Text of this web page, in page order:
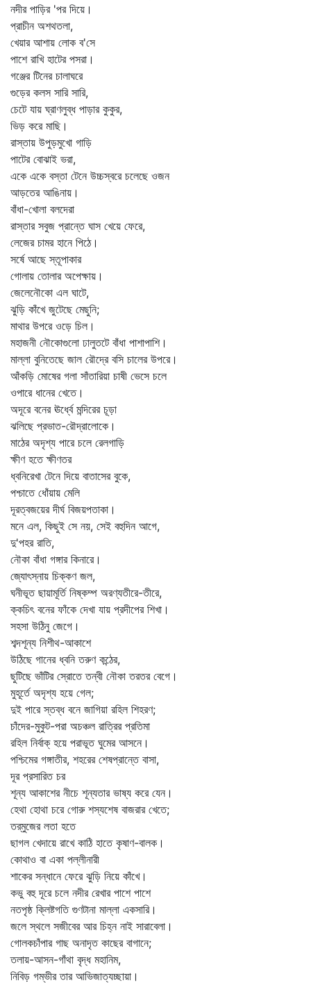
নদীর পাড়ির 'পর দিয়ে।
প্রাচীন অশথতলা,
খেয়ার আশায় লোক ব'সে
পাশে রাখি হাটের পসরা।
গঞ্জের টিনের চালাঘরে
গুড়ের কলস সারি সারি,
চেটে যায় ঘ্রাণলুব্ধ পাড়ার কুকুর,
ভিড় করে মাছি।
রাস্তায় উপুড়মুখো গাড়ি
পাটের বোঝাই ভরা,
একে একে বস্তা টেনে উচ্চস্বরে চলেছে ওজন
আড়তের আঙিনায়।
বাঁধা-খোলা বলদেরা
রাস্তার সবুজ প্রান্তে ঘাস খেয়ে ফেরে,
লেজের চামর হানে পিঠে।
সর্ষে আছে স্তূপাকার
গোলায় তোলার অপেক্ষায়।
জেলেনৌকো এল ঘাটে,
ঝুড়ি কাঁখে জুটেছে মেছুনি;
মাথার উপরে ওড়ে চিল।
মহাজনী নৌকোগুলো ঢালুতটে বাঁধা পাশাপাশি।
মাল্লা বুনিতেছে জাল রৌদ্রে বসি চালের উপরে।
আঁকড়ি মোষের গলা সাঁতারিয়া চাষী ভেসে চলে
ওপারে ধানের খেতে।
অদূরে বনের ঊর্ধ্বে মন্দিরের চূড়া
ঝলিছে প্রভাত-রৌদ্রালোকে।
মাঠের অদৃশ্য পারে চলে রেলগাড়ি
ক্ষীণ হতে ক্ষীণতর
ধ্বনিরেখা টেনে দিয়ে বাতাসের বুকে,
পশ্চাতে ধোঁয়ায় মেলি
দূরত্বজয়ের দীর্ঘ বিজয়পতাকা।
মনে এল, কিছুই সে নয়, সেই বহুদিন আগে,
দু'পহর রাতি,
নৌকা বাঁধা গঙ্গার কিনারে।
জ্যোৎস্নায় চিক্কণ জল,
ঘনীভূত ছায়ামূর্তি নিষ্কম্প অরণ্যতীরে-তীরে,
ক্কচিৎ বনের ফাঁকে দেখা যায় প্রদীপের শিখা।
সহসা উঠিনু জেগে।
শব্দশূন্য নিশীথ-আকাশে
উঠিছে গানের ধ্বনি তরুণ কন্ঠের,
ছুটিছে ভাঁটির স্রোতে তন্বী নৌকা তরতর বেগে।
মুহূর্তে অদৃশ্য হয়ে গেল;
দুই পারে স্তব্ধ বনে জাগিয়া রহিল শিহরণ;
চাঁদের-মুকুট-পরা অচঞ্চল রাত্রির প্রতিমা
রহিল নির্বাক্‌ হয়ে পরাভূত ঘুমের আসনে।
পশ্চিমের গঙ্গাতীর, শহরের শেষপ্রান্তে বাসা,
দূর প্রসারিত চর
শূন্য আকাশের নীচে শূন্যতার ভাষ্য করে যেন।
হেথা হোথা চরে গোরু শস্যশেষ বাজরার খেতে;
তর্‌মুজের লতা হতে
ছাগল খেদায়ে রাখে কাঠি হাতে কৃষাণ-বালক।
কোথাও বা একা পল্লীনারী
শাকের সন্ধানে ফেরে ঝুড়ি নিয়ে কাঁখে।
কভু বহু দূরে চলে নদীর রেখার পাশে পাশে
নতপৃষ্ঠ ক্লিষ্টগতি গুণটানা মাল্লা একসারি।
জলে স্থলে সজীবের আর চিহ্ন নাই সারাবেলা।
গোলকচাঁপার গাছ অনাদৃত কাছের বাগানে;
তলায়-আসন-গাঁথা বৃদ্ধ মহানিম,
নিবিড় গম্ভীর তার আভিজাত্যচ্ছায়া।